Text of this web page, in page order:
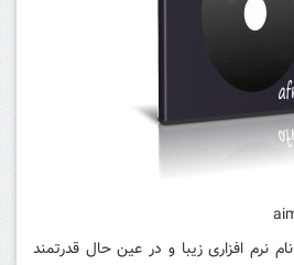
نام نرم افزاری زیبا و در عین حال قدرتمند